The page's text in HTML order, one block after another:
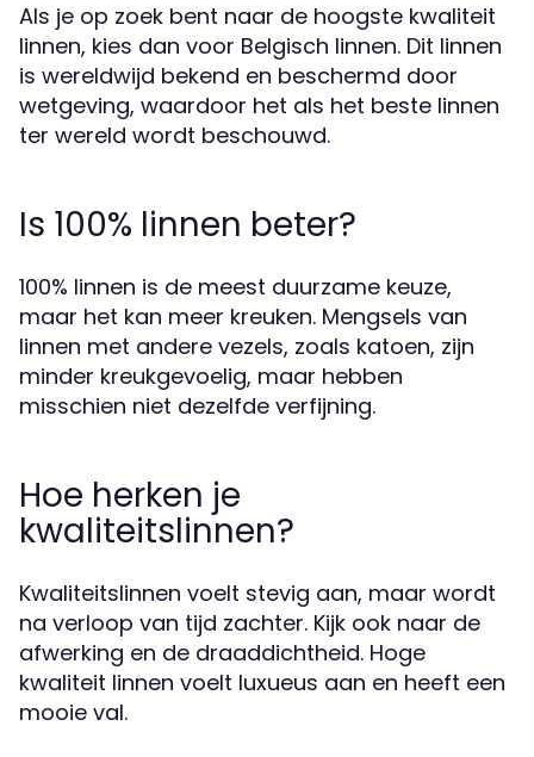
Als je op zoek bent naar de hoogste kwaliteit
linnen, kies dan voor Belgisch linnen. Dit linnen
is wereldwijd bekend en beschermd door
wetgeving, waardoor het als het beste linnen
ter wereld wordt beschouwd.
Is 100% linnen beter?
100% linnen is de meest duurzame keuze,
maar het kan meer kreuken. Mengsels van
linnen met andere vezels, zoals katoen, zijn
minder kreukgevoelig, maar hebben
misschien niet dezelfde verfijning.
Hoe herken je
kwaliteitslinnen?
Kwaliteitslinnen voelt stevig aan, maar wordt
na verloop van tijd zachter. Kijk ook naar de
afwerking en de draaddichtheid. Hoge
kwaliteit linnen voelt luxueus aan en heeft een
mooie val.